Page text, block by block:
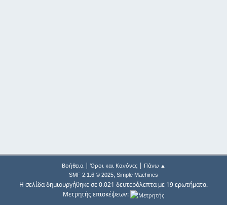
Βοήθεια| Όροι και Κανόνες| Πάνω ▲
SMF 2.1.6 © 2025, Simple Machines
Η σελίδα δημιουργήθηκε σε 0.021 δευτερόλεπτα με 19 ερωτήματα.
Μετρητής επισκέψεων: